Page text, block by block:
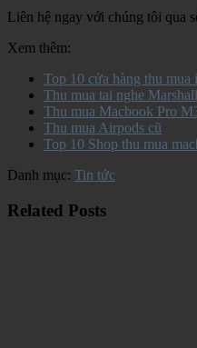
Liên hệ ngay với chúng tôi qua
Xem thêm:
Top 10 cửa hàng thu mua
Thu mua tai nghe Marshall
Thu mua Macbook Pro
Thu mua Airpods cũ
Top 10 Shop thu mua
Danh mục: Tin tức
Related Posts